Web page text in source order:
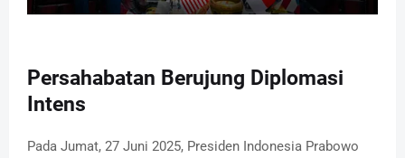
Persahabatan Berujung Diplomasi
Intens
Pada Jumat, 27 Juni 2025, Presiden Indonesia Prabowo